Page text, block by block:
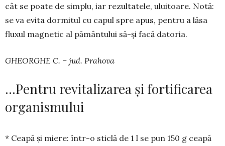
cât se poate de simplu, iar rezul­tatele, uluitoare. Notă:
se va evi­ta dormi­tul cu ca­pul spre apus, pentru a lăsa
fluxul magnetic al pă­mân­tului să-și facă datoria.
GHEORGHE C. – jud. Prahova
…Pentru revitalizarea și fortificarea
organismului
* Ceapă și miere: într-o sticlă de 1 l se pun 150 g ceapă